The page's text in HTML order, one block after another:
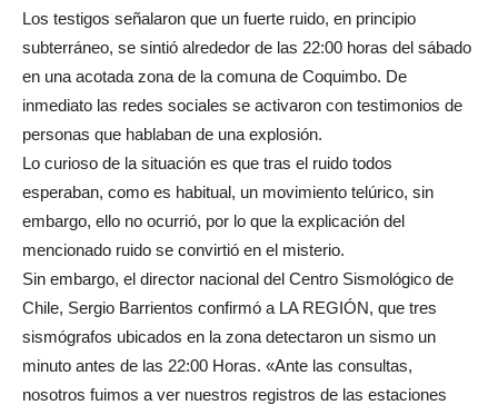
Los testigos señalaron que un fuerte ruido, en principio
subterráneo, se sintió alrededor de las 22:00 horas del sábado
en una acotada zona de la comuna de Coquimbo. De
inmediato las redes sociales se activaron con testimonios de
personas que hablaban de una explosión.
Lo curioso de la situación es que tras el ruido todos
esperaban, como es habitual, un movimiento telúrico, sin
embargo, ello no ocurrió, por lo que la explicación del
mencionado ruido se convirtió en el misterio.
Sin embargo, el director nacional del Centro Sismológico de
Chile, Sergio Barrientos confirmó a LA REGIÓN, que tres
sismógrafos ubicados en la zona detectaron un sismo un
minuto antes de las 22:00 Horas. «Ante las consultas,
nosotros fuimos a ver nuestros registros de las estaciones